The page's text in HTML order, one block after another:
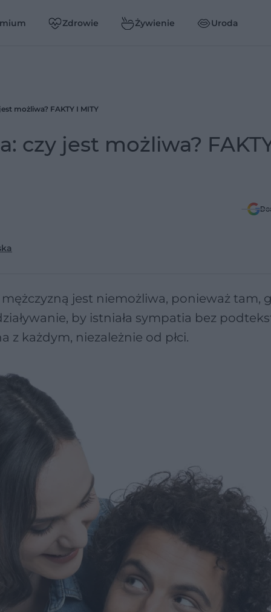
Zdrowie Żywienie Uroda
możliwa? FAKTY I MITY
czy jest możliwa?
jest niemożliwa, ponieważ tam,
by istniała sympatia bez
z każdym, niezależnie od płci.